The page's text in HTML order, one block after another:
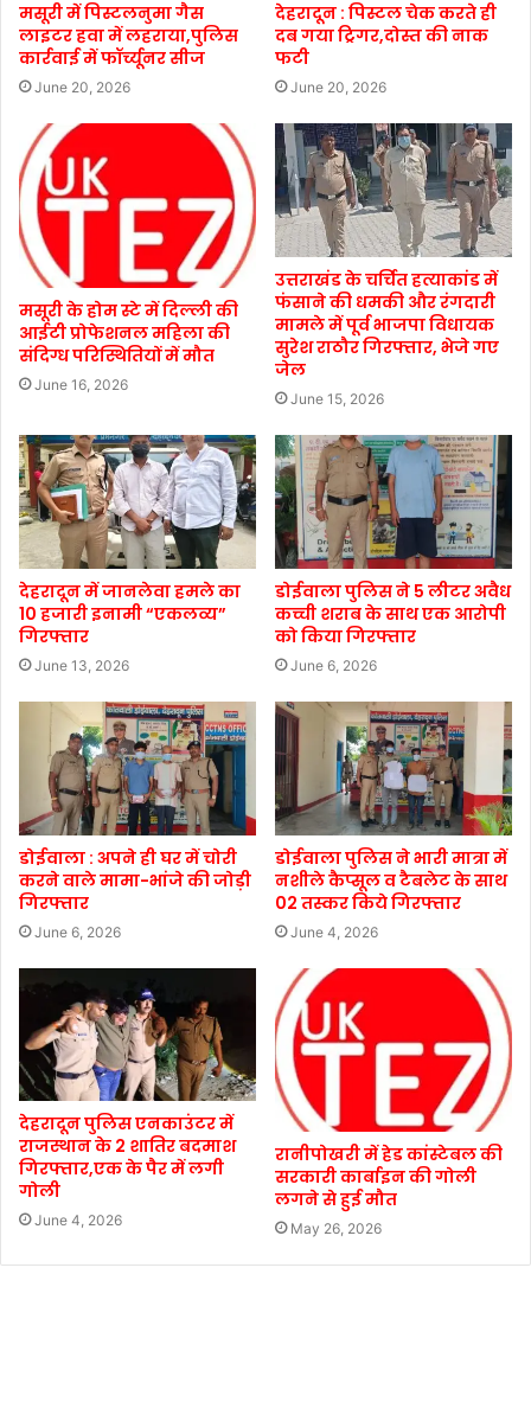
मसूरी में पिस्टलनुमा गैस
लाइटर हवा में लहराया,पुलिस
कार्रवाई में फॉर्च्यूनर सीज
June 20, 2026
देहरादून : पिस्टल चेक करते ही
दब गया ट्रिगर,दोस्त की नाक
फटी
June 20, 2026
मसूरी के होम स्टे में दिल्ली की
आईटी प्रोफेशनल महिला की
संदिग्ध परिस्थितियों में मौत
June 16, 2026
उत्तराखंड के चर्चित हत्याकांड में
फंसाने की धमकी और रंगदारी
मामले में पूर्व भाजपा विधायक
सुरेश राठौर गिरफ्तार, भेजे गए
जेल
June 15, 2026
देहरादून में जानलेवा हमले का
10 हजारी इनामी “एकलव्य”
गिरफ्तार
June 13, 2026
डोईवाला पुलिस ने 5 लीटर अवैध
कच्ची शराब के साथ एक आरोपी
को किया गिरफ्तार
June 6, 2026
डोईवाला : अपने ही घर में चोरी
करने वाले मामा-भांजे की जोड़ी
गिरफ्तार
June 6, 2026
डोईवाला पुलिस ने भारी मात्रा में
नशीले कैप्सूल व टैबलेट के साथ
02 तस्कर किये गिरफ्तार
June 4, 2026
देहरादून पुलिस एनकाउंटर में
राजस्थान के 2 शातिर बदमाश
गिरफ्तार,एक के पैर में लगी
गोली
June 4, 2026
रानीपोखरी में हेड कांस्टेबल की
सरकारी कार्बाइन की गोली
लगने से हुई मौत
May 26, 2026